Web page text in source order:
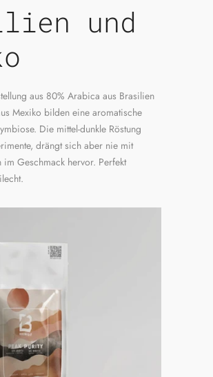
und
aus 80% Arabica aus Brasilien
Mexiko bilden eine aromatische
Die mittel-dunkle Röstung
drängt sich aber nie mit
Geschmack hervor. Perfekt